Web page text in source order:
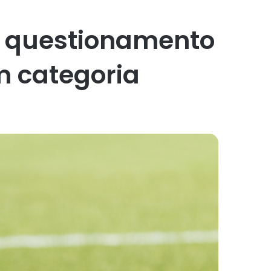
categoria